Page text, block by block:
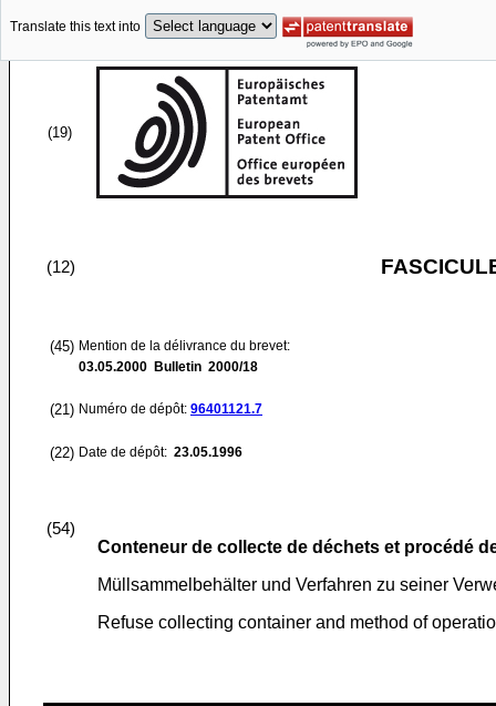
Translate this text into
(19)
(12)
(45) Mention de la délivrance du brevet:
03.05.2000 Bulletin 2000/18
(21) Numéro de dépôt: 96401121.7
(22) Date de dépôt: 23.05.1996
(54)
Conteneur de collecte de déchets et procédé
Müllsammelbehälter und Verfahren zu seiner
Refuse collecting container and method of